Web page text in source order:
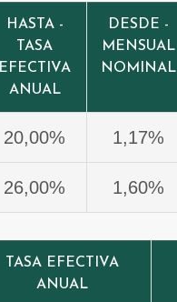
HASTA -
TASA
EFECTIVA
ANUAL
DESDE -
MENSUAL
NOMINAL
20,00% 1,17%
26,00% 1,60%
TASA EFECTIVA
ANUAL